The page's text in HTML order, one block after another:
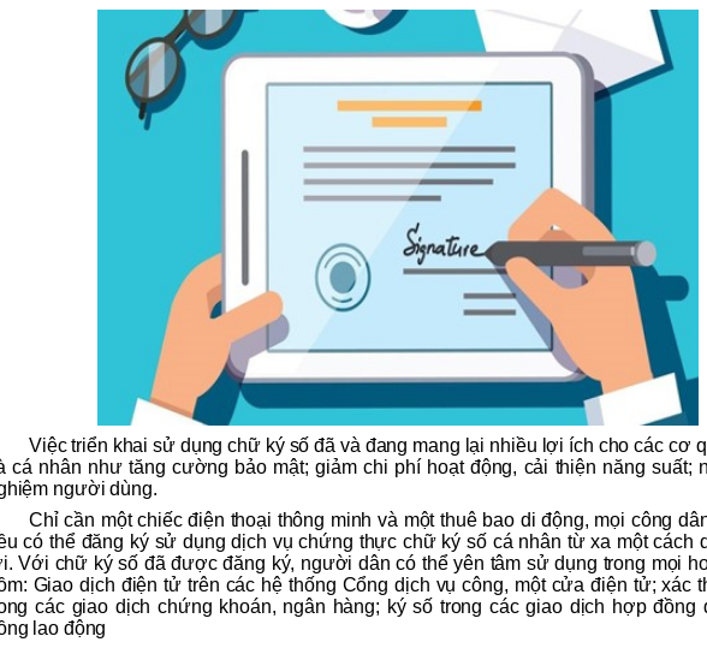
Việc triển khai sử dụng chữ ký số đã và đang mang lại nhiều lợi ích cho các cơ
cá nhân như tăng cường bảo mật; giảm chi phí hoạt động, cải thiện năng suất;
người dùng.
Chỉ cần một chiếc điện thoại thông minh và một thuê bao di động, mọi công
có thể đăng ký sử dụng dịch vụ chứng thực chữ ký số cá nhân từ xa một cách
Với chữ ký số đã được đăng ký, người dân có thể yên tâm sử dụng trong mọi
Giao dịch điện tử trên các hệ thống Cổng dịch vụ công, một cửa điện tử; xác
các giao dịch chứng khoán, ngân hàng; ký số trong các giao dịch hợp đồng
lao động